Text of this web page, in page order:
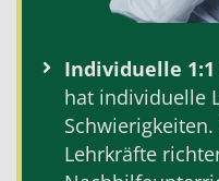
Individuelle 1:1
hat individuelle
Lehrkräfte